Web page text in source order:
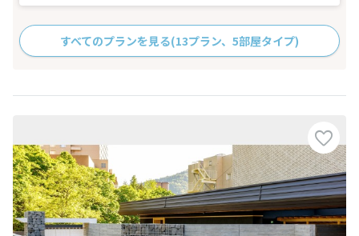
すべてのプランを見る(13プラン、5部屋タイプ)